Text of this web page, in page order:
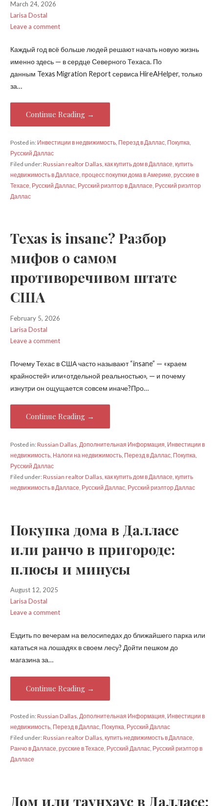
March 24, 2026
Larisa Dostal
Leave a comment
Каждый год всё больше людей решают начать новую жизнь
именно здесь — в сердце Северного Техаса. По
данным Texas Migration Report сервиса HireAHelper, только
за…
Continue Reading →
Posted in: Инвестиции в недвижимость, Перезд в Даллас, Покупка
Русский Даллас
Filed under:Russian realtor Dallas, как купить дом в Далласе купить
недвижимость в Далласе процесс покупки дома в Америке русские в
Техасе Русский Даллас, Русский риэлтор в Далласе Русский риэлтор
Даллас
Texas is insane? Разбор
мифов о самом
противоречивом штате
США
February 5, 2026
Larisa Dostal
Leave a comment
Почему Техас в США часто называют “insane” — «краем
крайностей» или«отдельной реальностью», — и почему
изнутри он ощущается совсем иначе?Про…
Continue Reading →
Posted in:Russian Dallas, Дополнительная Информация Инвестиции в
недвижимость, Налоги на недвижимость, Перезд в Даллас, Покупка
Русский Даллас
Filed under:Russian realtor Dallas, как купить дом в Далласе купить
недвижимость в Далласе Русский Даллас, Русский риэлтор Даллас
Покупка дома в Далласе
или ранчо в пригороде:
плюсы и минусы
August 12, 2025
Larisa Dostal
Leave a comment
Ездить по вечерам на велосипедах до ближайшего парка или
кататься на лошадях в своем лесу? Дойти пешком до
магазина за…
Continue Reading →
Posted in:Russian Dallas, Дополнительная Информация, Инвестиции в
недвижимость, Перезд в Даллас, Покупка, Русский Даллас
Filed under:Russian realtor Dallas, купить недвижимость в Далласе,
Ранчо в Далласе, русские в Техасе, Русский Даллас, Русский риэлтор в
Далласе
Дом или таунхаус в Далласе: